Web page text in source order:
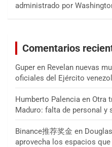
administrado por
Comentarios
Guper en Revelan nuevas
oficiales del Ejército
Humberto Palencia en Otra
Maduro: falta de personal y
Binance推荐奖金 en
aprovecha los espacios